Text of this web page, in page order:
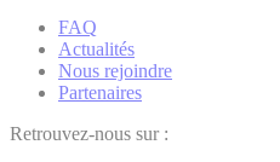
FAQ
Actualités
Nous rejoindre
Partenaires
Retrouvez-nous sur :